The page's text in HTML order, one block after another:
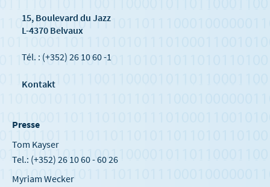
15, Boulevard du Jazz
L-4370 Belvaux
Tél. : (+352) 26 10 60 -1
Kontakt
Presse
Tom Kayser
Tel.: (+352) 26 10 60 - 60 26
Myriam Wecker